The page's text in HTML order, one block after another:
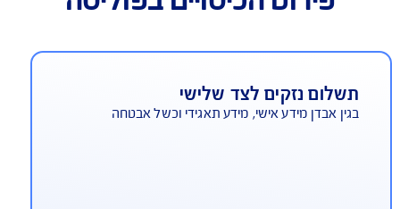
פירוט הכיסויים בפוליסה